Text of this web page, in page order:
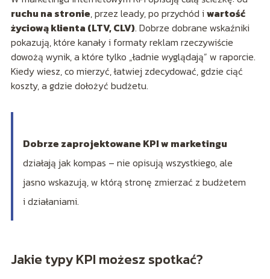
ruchu na stronie, przez leady, po przychód i wartość
życiową klienta (LTV, CLV). Dobrze dobrane wskaźniki
pokazują, które kanały i formaty reklam rzeczywiście
dowożą wynik, a które tylko „ładnie wyglądają” w raporcie.
Kiedy wiesz, co mierzyć, łatwiej zdecydować, gdzie ciąć
koszty, a gdzie dołożyć budżetu.
Dobrze zaprojektowane KPI w marketingu
działają jak kompas – nie opisują wszystkiego, ale
jasno wskazują, w którą stronę zmierzać z budżetem
i działaniami.
Jakie typy KPI możesz spotkać?